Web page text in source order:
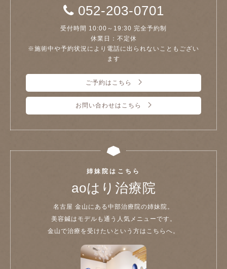
052-203-0701
受付時間 10:00～19:30 完全予約制
休業日：不定休
※施術中や予約状況により電話に出られないこともござい
ます
ご予約はこちら
お問い合わせはこちら
姉妹院はこちら
aoはり治療院
名古屋 金山にある中部治療院の姉妹院。
美容鍼はモデルも通う人気メニューです。
金山で治療を受けたいという方はこちらへ。